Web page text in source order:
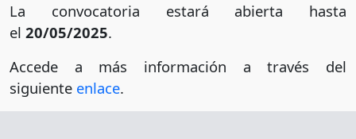
La convocatoria estará abierta hasta
el 20/05/2025.
Accede a más información a través del
siguiente enlace.